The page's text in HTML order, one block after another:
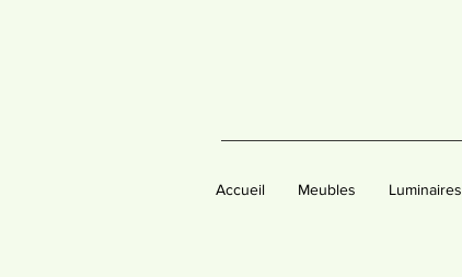
Accueil Meubles Luminaires